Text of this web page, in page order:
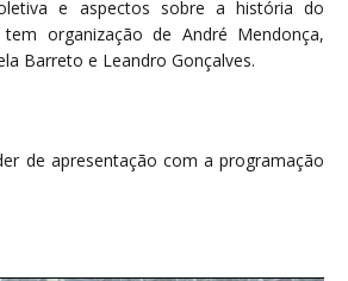
e aspectos sobre a história do
organização de André Mendonça,
Barreto e Leandro Gonçalves.
de apresentação com a programação